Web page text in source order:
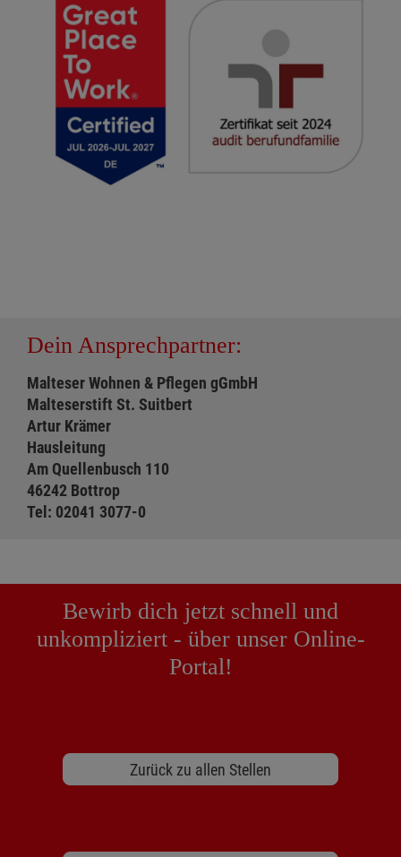
Dein Ansprechpartner:
Malteser Wohnen & Pflegen gGmbH
Malteserstift St. Suitbert
Artur Krämer
Hausleitung
Am Quellenbusch 110
46242 Bottrop
Tel: 02041 3077-0
Bewirb dich jetzt schnell und
unkompliziert - über unser Online-
Portal!
Zurück zu allen Stellen